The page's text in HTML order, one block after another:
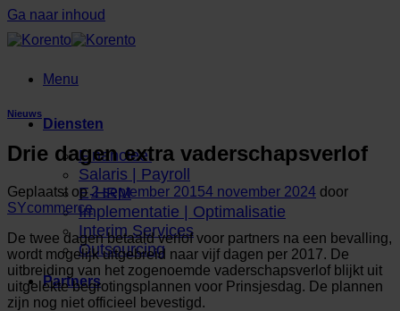
Ga naar inhoud
Menu
Diensten
Financieel
Salaris | Payroll
E-HRM
Implementatie | Optimalisatie
Interim Services
Outsourcing
Partners
Nieuws
Drie dagen extra vaderschapsverlof
Geplaatst op2 september 20154 november 2024 door
SYcommerce
De twee dagen betaald verlof voor partners na een bevalling,
wordt mogelijk uitgebreid naar vijf dagen per 2017. De
uitbreiding van het zogenoemde vaderschapsverlof blijkt uit
uitgelekte begrotingsplannen voor Prinsjesdag. De plannen
zijn nog niet officieel bevestigd.